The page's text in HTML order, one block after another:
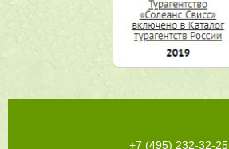
+7 (495) 232-32-25